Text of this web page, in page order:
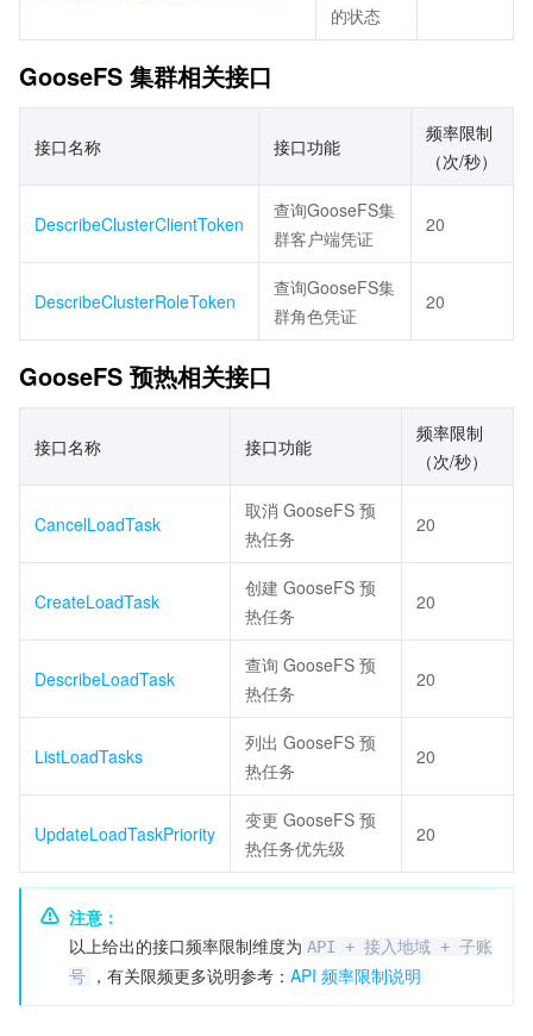
的状态
GooseFS 集群相关接口
接口名称 接口功能
频率限制
（次/秒）
DescribeClusterClientToken
查询GooseFS集
群客户端凭证
20
DescribeClusterRoleToken
查询GooseFS集
群角色凭证
20
GooseFS 预热相关接口
接口名称 接口功能
频率限制
（次/秒）
CancelLoadTask
取消 GooseFS 预
热任务
20
CreateLoadTask
创建 GooseFS 预
热任务
20
DescribeLoadTask
查询 GooseFS 预
热任务
20
ListLoadTasks
列出 GooseFS 预
热任务
20
UpdateLoadTaskPriority
变更 GooseFS 预
热任务优先级
20
注意：
以上给出的接口频率限制维度为 API + 接入地域 + 子账
号
，有关限频更多说明参考： API 频率限制说明